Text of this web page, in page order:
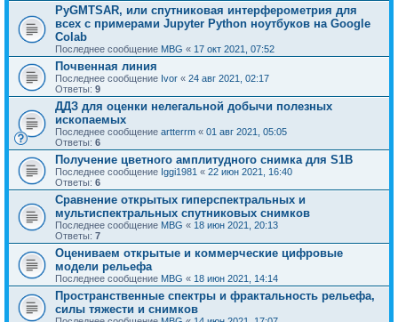
PyGMTSAR, или спутниковая интерферометрия для
всех с примерами Jupyter Python ноутбуков на Google
Colab
Последнее сообщение MBG « 17 окт 2021, 07:52
Почвенная линия
Последнее сообщение Ivor « 24 авг 2021, 02:17
Ответы: 9
ДДЗ для оценки нелегальной добычи полезных
ископаемых
Последнее сообщение artterrm « 01 авг 2021, 05:05
Ответы: 6
Получение цветного амплитудного снимка для S1B
Последнее сообщение Iggi1981 « 22 июн 2021, 16:40
Ответы: 6
Сравнение открытых гиперспектральных и
мультиспектральных спутниковых снимков
Последнее сообщение MBG « 18 июн 2021, 20:13
Ответы: 7
Оцениваем открытые и коммерческие цифровые
модели рельефа
Последнее сообщение MBG « 18 июн 2021, 14:14
Пространственные спектры и фрактальность рельефа,
силы тяжести и снимков